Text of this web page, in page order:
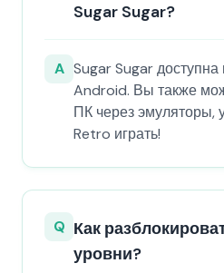
Sugar Sugar?
A Sugar Sugar доступна
Android. Вы также
ПК через эмуляторы,
Retro играть!
Q Как
уровни?